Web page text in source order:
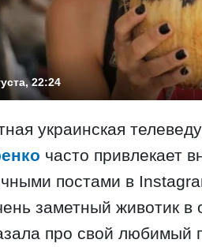
22:24
украинская
часто привлекает
постами в
заметный животик в
про свой любимый